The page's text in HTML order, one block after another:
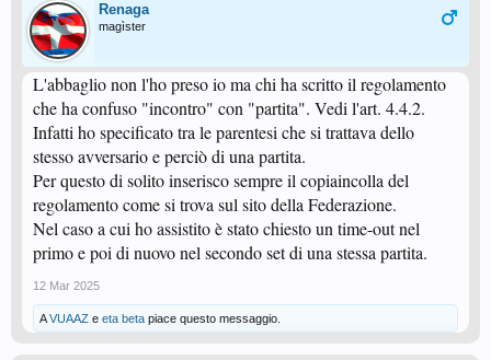
Renaga
magìster
L'abbaglio non l'ho preso io ma chi ha scritto il regolamento
che ha confuso "incontro" con "partita". Vedi l'art. 4.4.2.
Infatti ho specificato tra le parentesi che si trattava dello
stesso avversario e perciò di una partita.
Per questo di solito inserisco sempre il copiaincolla del
regolamento come si trova sul sito della Federazione.
Nel caso a cui ho assistito è stato chiesto un time-out nel
primo e poi di nuovo nel secondo set di una stessa partita.
12 Mar 2025
AVUAAZ e eta beta piace questo messaggio.